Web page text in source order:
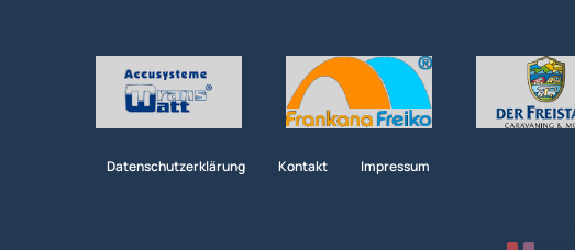
Datenschutzerklärung Kontakt Impressum